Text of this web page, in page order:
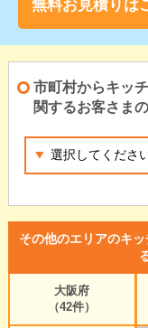
無料お見積りは
市町村からキッ
関するお客さま
その他のエリアのキ
大阪府
（42件）